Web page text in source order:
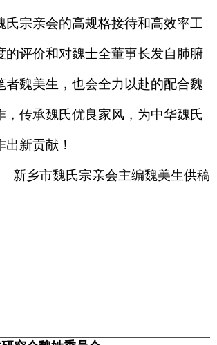
氏宗亲会的高规格接待和高效率工
的评价和对魏士全董事长发自肺腑
者魏美生，也会全力以赴的配合魏
，传承魏氏优良家风，为中华魏氏
新贡献！
魏氏宗亲会主编魏美生供稿